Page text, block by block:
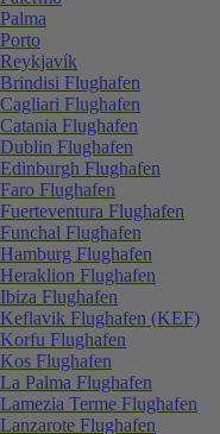
Palma
Porto
Reykjavík
Brindisi Flughafen
Cagliari Flughafen
Catania Flughafen
Dublin Flughafen
Edinburgh Flughafen
Faro Flughafen
Fuerteventura Flughafen
Funchal Flughafen
Hamburg Flughafen
Heraklion Flughafen
Ibiza Flughafen
Keflavik Flughafen (KEF)
Korfu Flughafen
Kos Flughafen
La Palma Flughafen
Lamezia Terme Flughafen
Lanzarote Flughafen